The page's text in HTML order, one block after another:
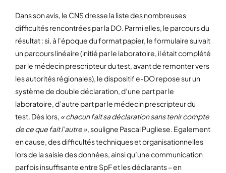
Dans son avis, le CNS dresse la liste des nombreuses
difficultés rencontrées par la DO. Parmi elles, le parcours du
résultat : si, à l’époque du format papier, le formulaire suivait
un parcours linéaire (initié par le laboratoire, il était complété
par le médecin prescripteur du test, avant de remonter vers
les autorités régionales), le dispositif e-DO repose sur un
système de double déclaration, d’une part par le
laboratoire, d’autre part par le médecin prescripteur du
test. Dès lors, « chacun fait sa déclaration sans tenir compte
de ce que fait l’autre » , souligne Pascal Pugliese. Egalement
en cause, des difficultés techniques et organisationnelles
lors de la saisie des données, ainsi qu’une communication
parfois insuffisante entre SpF et les déclarants – en